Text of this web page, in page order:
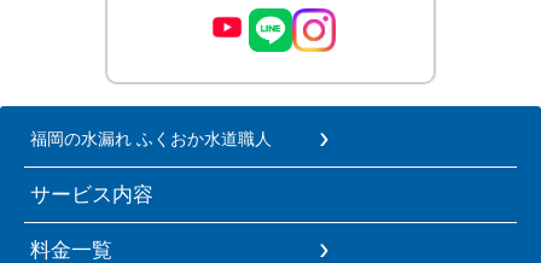
福岡の水漏れ ふくおか水道職人
サービス内容
料金一覧